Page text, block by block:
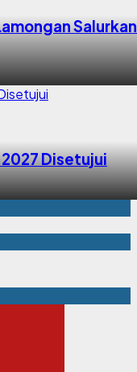
Salurkan
2027 Disetujui